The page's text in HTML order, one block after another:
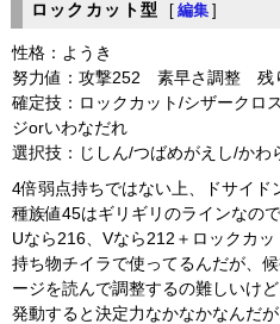
ロックカット型 [ 編集 ]
性格：ようき
努力値：攻撃252 素早さ調整 残
確定技：ロックカット/シザークロ
ジorいわなだれ
選択技：じしん/つばめがえし/か
4倍弱点持ちではない上、ドサイド
種族値45はギリギリのラインなの
Uなら216、Vなら212＋ロックカッ
持ち物チイラで使ってるんだが、
ージを読んで調整するの難しいけど
発動すると決定力なかなかなんだが